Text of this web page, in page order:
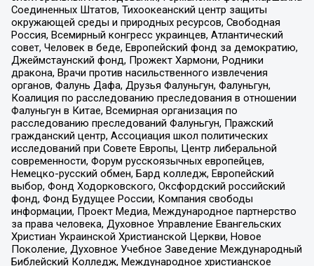
Соединенных Штатов, Тихоокеанский центр защиты
окружающей среды и природных ресурсов, Свободная
Россия, Всемирный конгресс украинцев, Атлантический
совет, Человек в беде, Европейский фонд за демократию,
Джеймстаунский фонд, Прожект Хармони, Родники
дракона, Врачи против насильственного извлечения
органов, Фалунь Дафа, Друзья Фалуньгун, Фалуньгун,
Коалиция по расследованию преследования в отношении
Фалуньгун в Китае, Всемирная организация по
расследованию преследований Фалуньгун, Пражский
гражданский центр, Ассоциация школ политических
исследований при Совете Европы, Центр либеральной
современности, Форум русскоязычных европейцев,
Немецко-русский обмен, Бард колледж, Европейский
выбор, Фонд Ходорковского, Оксфордский российский
фонд, Фонд Будущее России, Компания свободы
информации, Проект Медиа, Международное партнерство
за права человека, Духовное Управление Евангельских
Христиан Украинской Христианской Церкви, Новое
Поколение, Духовное Учебное Заведение Международный
Библейский Колледж, Международное христианское